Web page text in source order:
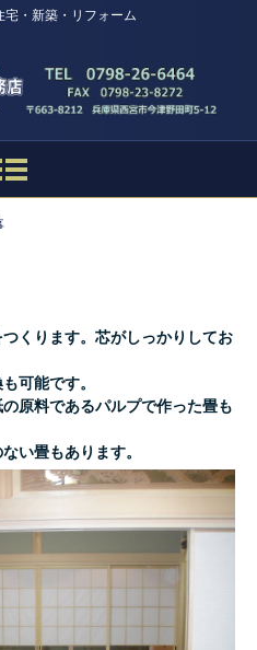
宅・新築・リフォーム
くります。芯がしっかりしてお
可能です。
原料であるパルプで作った畳も
い畳もあります。